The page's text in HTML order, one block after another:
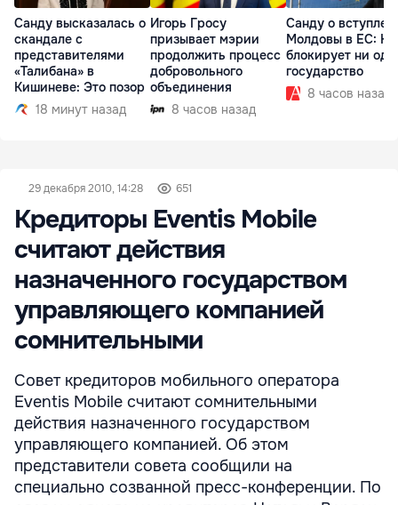
Санду высказалась о
скандале с
представителями
«Талибана» в
Кишиневе: Это позор
18 минут назад
Игорь Гросу
призывает мэрии
продолжить процесс
добровольного
объединения
8 часов назад
Санду о
Молдовы в ЕС:
блокирует ни
государство
8 часов назад
29 декабря 2010, 14:28 651
Кредиторы Eventis Mobile
считают действия
назначенного государством
управляющего компанией
сомнительными
Совет кредиторов мобильного оператора
Eventis Mobile считают сомнительными
действия назначенного государством
управляющего компанией. Об этом
представители совета сообщили на
специально созванной пресс-конференции. По